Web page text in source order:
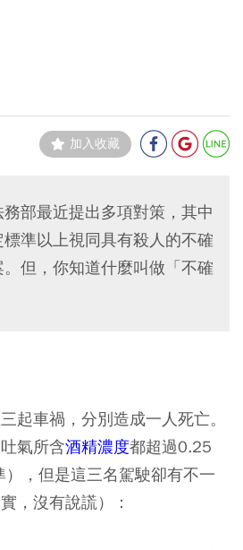
加入收藏
部最近提出多項對策，其中
準以上視同具有殺人的不確
但，你知道什麼叫做「不確
起車禍，分別造成一人死亡。
氣所含酒精濃度都超過0.25
，但是這三名駕駛卻有不一
，沒有說謊）：